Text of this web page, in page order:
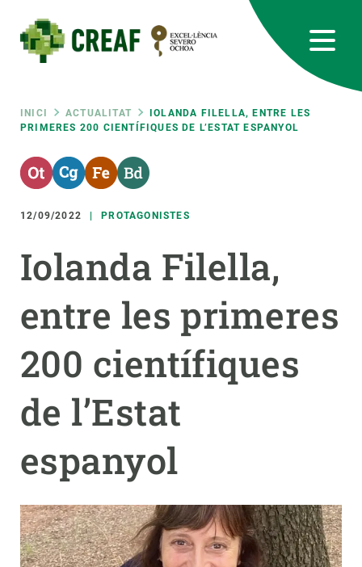
contingut
Fil
d'ariadna
INICI ACTUALITAT
IOLANDA FILELLA, ENTRE LES
PRIMERES 200 CIENTÍFIQUES DE L’ESTAT ESPANYOL
12/09/2022 PROTAGONISTES
Iolanda Filella,
entre les primeres
200 científiques
de l’Estat
espanyol
RRSS
Featured
responsive
INTRANET
Responsive
menu
RECERCA
CIÈNCIA EN ACCIÓ
UNEIX-TE A NOSALTRES
PARTICIPA